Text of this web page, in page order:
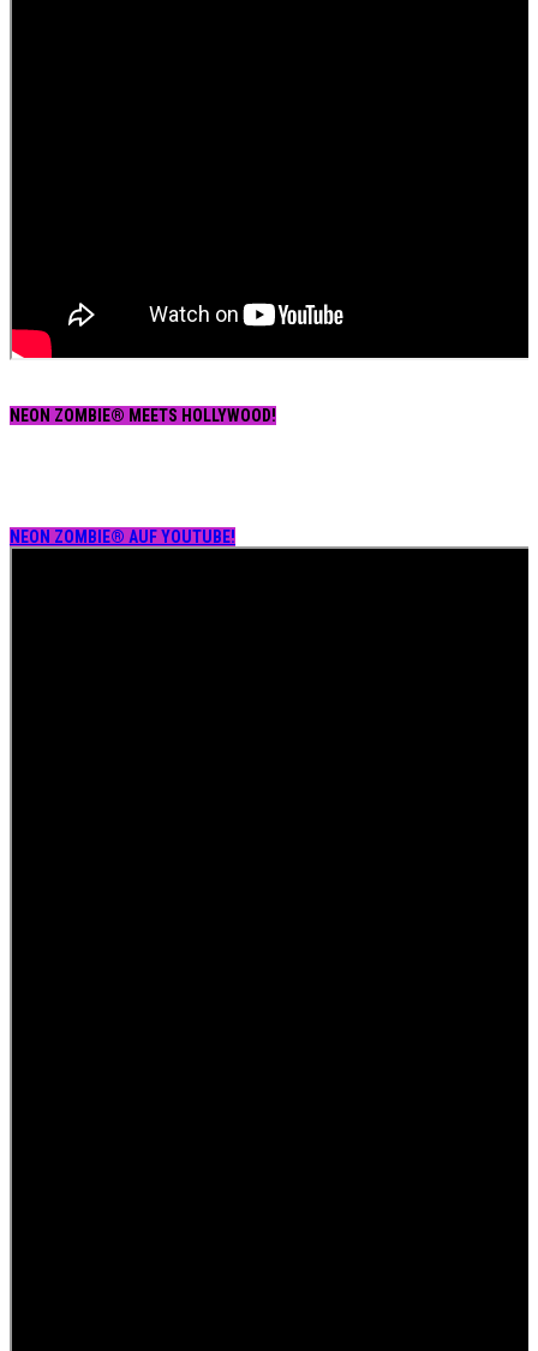
NEON ZOMBIE® MEETS HOLLYWOOD!
NEON ZOMBIE® AUF YOUTUBE!